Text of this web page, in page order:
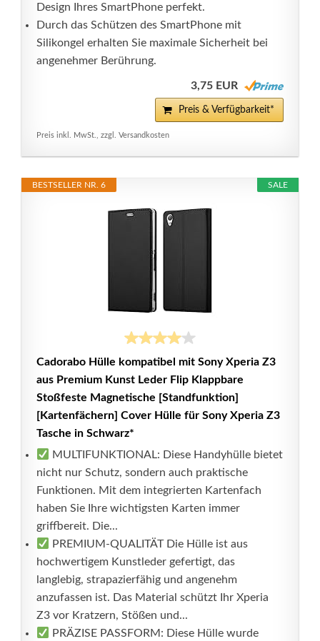
Design Ihres SmartPhone perfekt.
Durch das Schützen des SmartPhone mit
Silikongel erhalten Sie maximale Sicherheit bei
angenehmer Berührung.
3,75 EUR
Preis & Verfügbarkeit*
Preis inkl. MwSt., zzgl. Versandkosten
SALE
BESTSELLER NR. 6
Cadorabo Hülle kompatibel mit Sony Xperia Z3
aus Premium Kunst Leder Flip Klappbare
Stoßfeste Magnetische [Standfunktion]
[Kartenfächern] Cover Hülle für Sony Xperia Z3
Tasche in Schwarz*
MULTIFUNKTIONAL: Diese Handyhülle bietet
nicht nur Schutz, sondern auch praktische
Funktionen. Mit dem integrierten Kartenfach
haben Sie Ihre wichtigsten Karten immer
griffbereit. Die...
PREMIUM-QUALITÄT Die Hülle ist aus
hochwertigem Kunstleder gefertigt, das
langlebig, strapazierfähig und angenehm
anzufassen ist. Das Material schützt Ihr Xperia
Z3 vor Kratzern, Stößen und...
PRÄZISE PASSFORM: Diese Hülle wurde